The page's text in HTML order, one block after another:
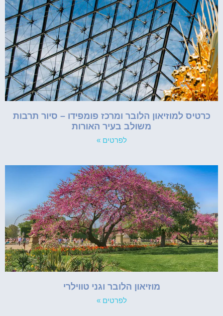
כרטיס למוזיאון הלובר ומרכז פומפידו – סיור תרבות
משולב בעיר האורות
לפרטים »
מוזיאון הלובר וגני טווילרי
לפרטים »